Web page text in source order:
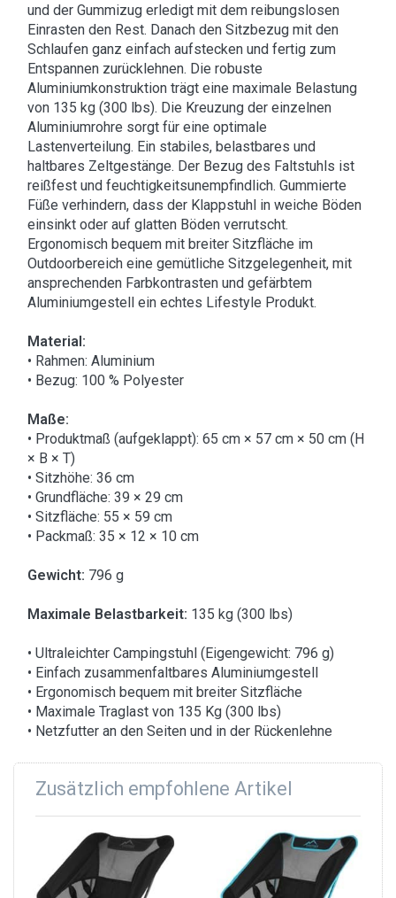
und der Gummizug erledigt mit dem reibungslosen
Einrasten den Rest. Danach den Sitzbezug mit den
Schlaufen ganz einfach aufstecken und fertig zum
Entspannen zurücklehnen. Die robuste
Aluminiumkonstruktion trägt eine maximale Belastung
von 135 kg (300 lbs). Die Kreuzung der einzelnen
Aluminiumrohre sorgt für eine optimale
Lastenverteilung. Ein stabiles, belastbares und
haltbares Zeltgestänge. Der Bezug des Faltstuhls ist
reißfest und feuchtigkeitsunempfindlich. Gummierte
Füße verhindern, dass der Klappstuhl in weiche Böden
einsinkt oder auf glatten Böden verrutscht.
Ergonomisch bequem mit breiter Sitzfläche im
Outdoorbereich eine gemütliche Sitzgelegenheit, mit
ansprechenden Farbkontrasten und gefärbtem
Aluminiumgestell ein echtes Lifestyle Produkt.
Material:
• Rahmen: Aluminium
• Bezug: 100 % Polyester
Maße:
• Produktmaß (aufgeklappt): 65 cm × 57 cm × 50 cm (H
× B × T)
• Sitzhöhe: 36 cm
• Grundfläche: 39 × 29 cm
• Sitzfläche: 55 × 59 cm
• Packmaß: 35 × 12 × 10 cm
Gewicht: 796 g
Maximale Belastbarkeit: 135 kg (300 lbs)
• Ultraleichter Campingstuhl (Eigengewicht: 796 g)
• Einfach zusammenfaltbares Aluminiumgestell
• Ergonomisch bequem mit breiter Sitzfläche
• Maximale Traglast von 135 Kg (300 lbs)
• Netzfutter an den Seiten und in der Rückenlehne
Zusätzlich empfohlene Artikel